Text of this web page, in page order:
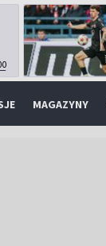
MAGAZYNY